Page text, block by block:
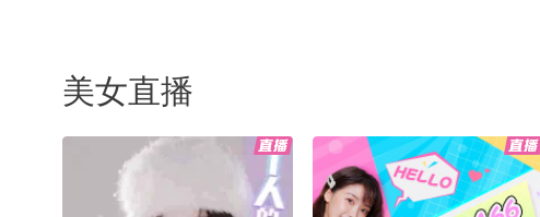
我的飘带像天线像蟑螂触角，一
旦接受了这个设定，就没法不笑
热巴得声音怎么这么好听#2026
关注流国风舞乐大赛 #被国风硬
美女直播